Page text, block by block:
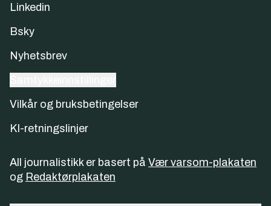
Linkedin
Bsky
Nyhetsbrev
Vilkår og bruksbetingelser
KI-retningslinjer
All journalistikk er basert på Vær varsom-plakaten
og Redaktørplakaten